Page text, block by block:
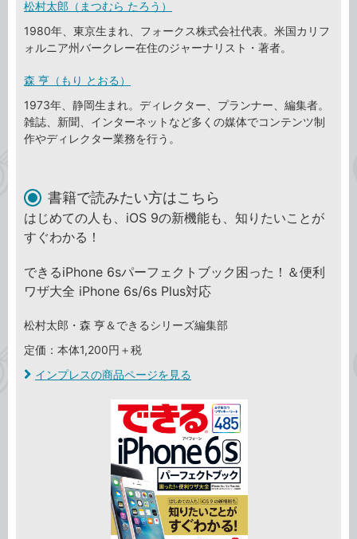
松村太郎（まつむら たろう）
1980年、東京生まれ、フォークス株式会社代表。米国カリフ
ォルニア州バークレー在住のジャーナリスト・著者。
森 亨（もり とおる）
1973年、静岡生まれ。ディレクター、プランナー、編集者。
雑誌、新聞、インターネットなど多くの媒体でコンテンツ制
作やディレクター業務を行う。
書籍で読みたい方はこちら
はじめての人も、iOS 9の新機能も、知りたいことが
すぐわかる！
できるiPhone 6sパーフェクトブック困った！＆便利
ワザ大全 iPhone 6s/6s Plus対応
松村太郎・森 亨＆できるシリーズ編集部
定価：本体1,200円＋税
インプレスの商品ページを見る